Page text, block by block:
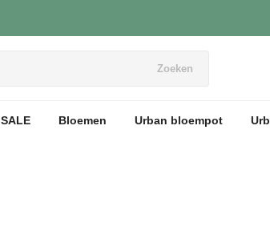
Zoeken
SALE Bloemen Urban bloempot